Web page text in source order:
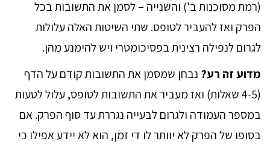
(רמת מסוכנות ב') והשנייה – לסמן את התשובות בכל
הפרק ואז להעביר לטופס. שתי השיטות האלה עלולות
לגרום לנפילה רצינית בפסיכומטרי ויש להימנע מהן.
מדוע זה רע? נבחן שמסמן את התשובות קודם על הדף
(4-5 שאלות) ואז מעביר את התשובות לטופס, עלול לטעות
במספר העמודה ולגרום לבעייה נגררת עד סוף הפרק. אם
בסופו של הפרק לא יוותר לו די זמן, הוא לא יידע אפילו כי